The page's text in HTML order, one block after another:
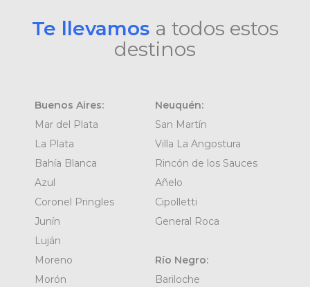
Te llevamos a todos estos
destinos
Buenos Aires:
Mar del Plata
La Plata
Bahía Blanca
Azul
Coronel Pringles
Junín
Luján
Moreno
Morón
Neuquén:
San Martín
Villa La Angostura
Rincón de los Sauces
Añelo
Cipolletti
General Roca
Río Negro:
Bariloche